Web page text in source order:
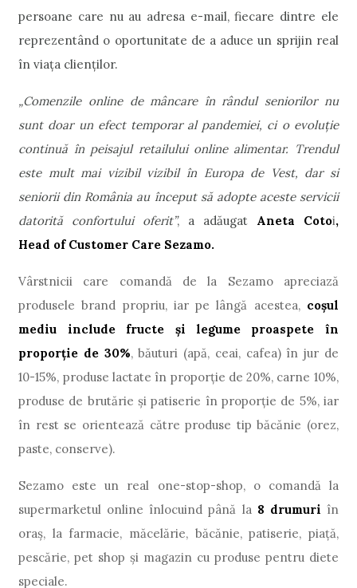
persoane care nu au adresa e-mail, fiecare dintre ele
reprezentând o oportunitate de a aduce un sprijin real
în viața clienților.
„Comenzile online de mâncare în rândul seniorilor nu
sunt doar un efect temporar al pandemiei, ci o evoluție
continuă în peisajul retailului online alimentar. Trendul
este mult mai vizibil vizibil în Europa de Vest, dar si
seniorii din România au început să adopte aceste servicii
datorită confortului oferit”, a adăugat Aneta Cotoi,
Head of Customer Care Sezamo.
Vârstnicii care comandă de la Sezamo apreciază
produsele brand propriu, iar pe lângă acestea, coșul
mediu include fructe și legume proaspete în
proporție de 30%, băuturi (apă, ceai, cafea) în jur de
10-15%, produse lactate în proporție de 20%, carne 10%,
produse de brutărie și patiserie în proporție de 5%, iar
în rest se orientează către produse tip băcănie (orez,
paste, conserve).
Sezamo este un real one-stop-shop, o comandă la
supermarketul online înlocuind până la 8 drumuri în
oraș, la farmacie, măcelărie, băcănie, patiserie, piață,
pescărie, pet shop și magazin cu produse pentru diete
speciale.